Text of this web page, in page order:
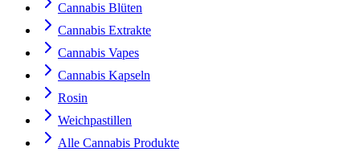
Cannabis Blüten
Cannabis Extrakte
Cannabis Vapes
Cannabis Kapseln
Rosin
Weichpastillen
Alle Cannabis Produkte